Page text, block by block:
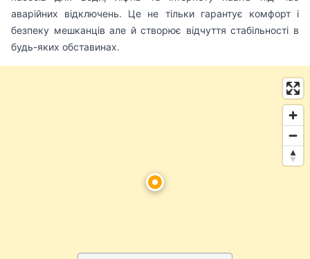
аварійних відключень. Це не тільки гарантує комфорт і
безпеку мешканців але й створює відчуття стабільності в
будь-яких обставинах.